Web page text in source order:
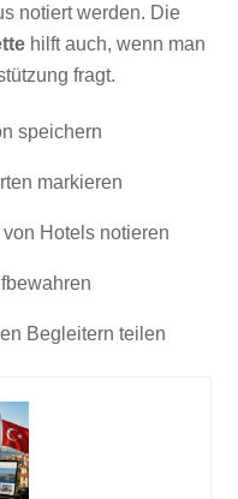
notiert werden. Die
hilft auch, wenn man
fragt.
speichern
markieren
Hotels notieren
Begleitern teilen